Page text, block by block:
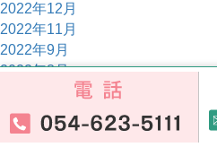
2022年12月
2022年11月
2022年9月
2022年8月
2022年1月
2021年12月